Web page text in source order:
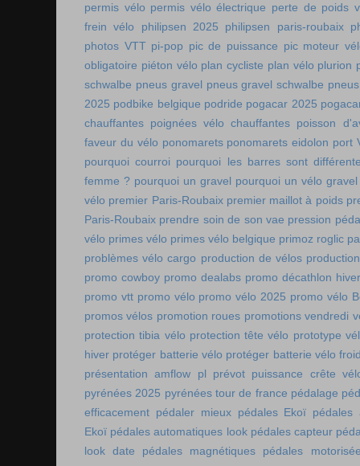
permis vélo permis vélo électrique perte de poids
frein vélo
philipsen 2025 philipsen paris-roubaix
photos VTT pi-pop pic de puissance pic moteur
obligatoire piéton vélo plan cycliste plan vélo plurion
schwalbe pneus gravel pneus gravel schwalbe
2025 podbike belgique podride pogacar 2025
chauffantes poignées vélo chauffantes poisson
faveur du vélo ponomarets ponomarets eidolon port
pourquoi courroi pourquoi les barres sont
femme ? pourquoi un gravel pourquoi un vélo gravel
vélo premier Paris-Roubaix premier maillot à poids
Paris-Roubaix prendre soin de son vae pression
vélo primes vélo primes vélo belgique primoz roglic
problèmes vélo cargo production de vélos
promo cowboy promo dealabs promo décathlon hiver
promo vtt promo vélo promo vélo 2025 promo vélo
promos vélos promotion roues promotions vendredi
protection tibia vélo protection tête vélo prototype
hiver protéger batterie vélo protéger batterie vélo
présentation amflow pl
prévot puissance crête
pyrénées 2025 pyrénées tour de france pédalage
efficacement pédaler mieux pédales Ekoï pédales
Ekoï pédales automatiques look pédales capteur
look date
pédales magnétiques
pédales